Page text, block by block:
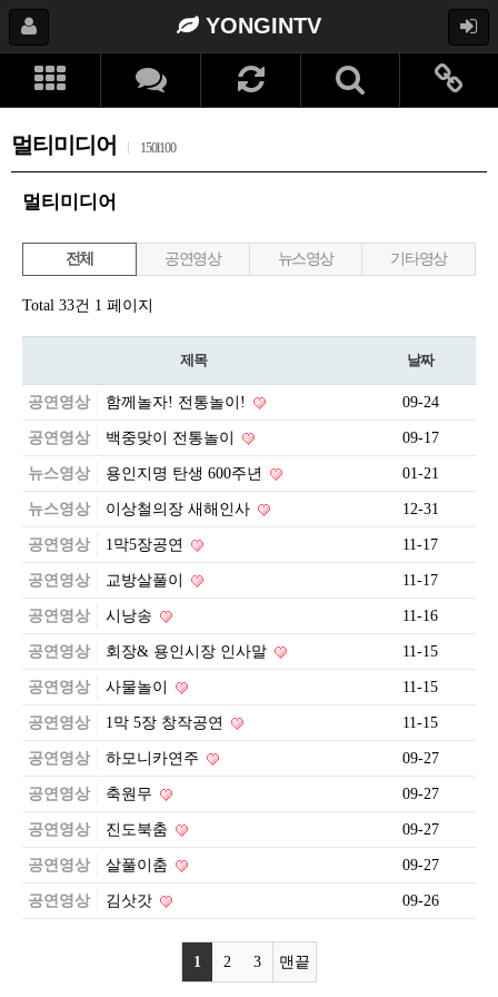
YONGINTV
멀티미디어 150l100
멀티미디어
전체 공연영상 뉴스영상 기타영상
Total 33건 1 페이지
제목 날짜
공연영상 함께놀자! 전통놀이! 09-24
공연영상 백중맞이 전통놀이 09-17
뉴스영상 용인지명 탄생 600주년 01-21
뉴스영상 이상철의장 새해인사 12-31
공연영상 1막5장공연 11-17
공연영상 교방살풀이 11-17
공연영상 시낭송 11-16
공연영상 회장& 용인시장 인사말 11-15
공연영상 사물놀이 11-15
공연영상 1막 5장 창작공연 11-15
공연영상 하모니카연주 09-27
공연영상 축원무 09-27
공연영상 진도북춤 09-27
공연영상 살풀이춤 09-27
공연영상 김삿갓 09-26
1 2 3 맨끝